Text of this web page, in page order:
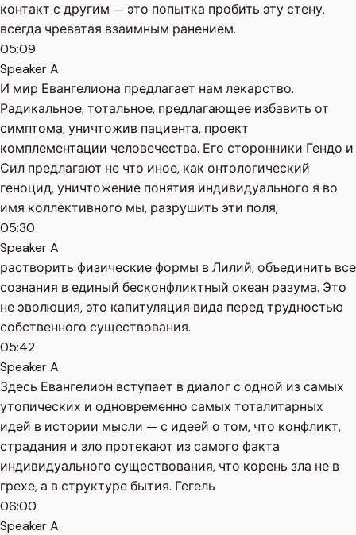
контакт с другим — это попытка пробить эту стену,
всегда чреватая взаимным ранением.
05:09
Speaker A
И мир Евангелиона предлагает нам лекарство.
Радикальное, тотальное, предлагающее избавить от
симптома, уничтожив пациента, проект
комплементации человечества. Его сторонники Гендо и
Сил предлагают не что иное, как онтологический
геноцид, уничтожение понятия индивидуального я во
имя коллективного мы, разрушить эти поля,
05:30
Speaker A
растворить физические формы в Лилий, объединить все
сознания в единый бесконфликтный океан разума. Это
не эволюция, это капитуляция вида перед трудностью
собственного существования.
05:42
Speaker A
Здесь Евангелион вступает в диалог с одной из самых
утопических и одновременно самых тоталитарных
идей в истории мысли — с идеей о том, что конфликт,
страдания и зло протекают из самого факта
индивидуального существования, что корень зла не в
грехе, а в структуре бытия. Гегель
06:00
Speaker A